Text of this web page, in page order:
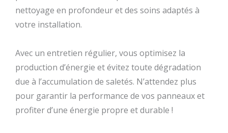
nettoyage en profondeur et des soins adaptés à
votre installation.
Avec un entretien régulier, vous optimisez la
production d’énergie et évitez toute dégradation
due à l’accumulation de saletés. N’attendez plus
pour garantir la performance de vos panneaux et
profiter d’une énergie propre et durable !